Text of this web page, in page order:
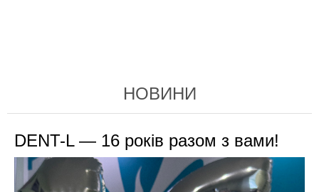
НОВИНИ
DENT-L — 16 років разом з вами!